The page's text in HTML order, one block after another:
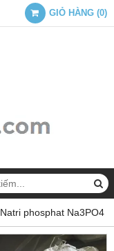
GIỎ HÀNG (0)
Natri phosphat Na3PO4